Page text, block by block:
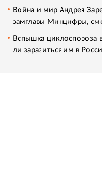
Война и мир Андрея
замглавы Минцифры,
Вспышка
ли заразиться им в